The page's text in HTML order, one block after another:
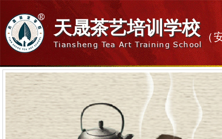
天晟茶艺培训学校
Tiansheng Tea Art Training School
（